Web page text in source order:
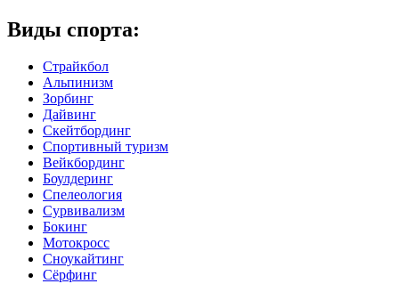
Виды спорта:
Страйкбол
Альпинизм
Зорбинг
Дайвинг
Скейтбординг
Спортивный туризм‎
Вейкбординг
Боулдеринг
Спелеология
Сурвивализм
Бокинг
Мотокросс
Сноукайтинг
Сёрфинг